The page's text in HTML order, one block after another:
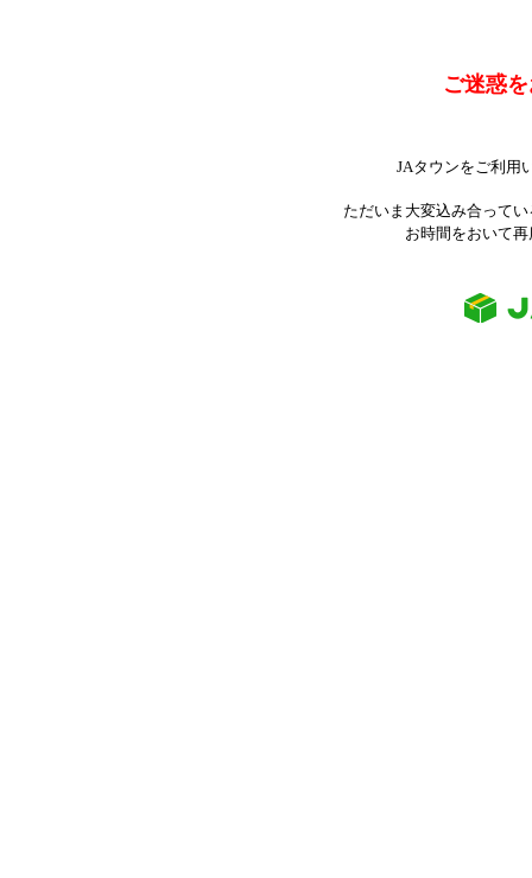
ご迷惑
JAタウンをご利用
ただいま大変込み合って
お時間をおいて